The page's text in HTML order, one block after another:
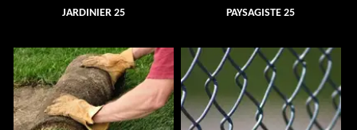
JARDINIER 25 PAYSAGISTE 25